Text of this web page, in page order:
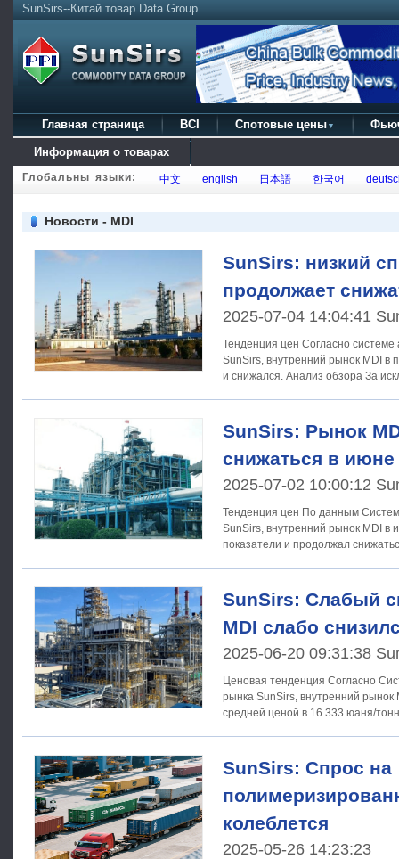
SunSirs--Китай товар Data Group
Главная страница BCI Спотовые цены ▼
Информация о товарах
Глобальны языки: 中文 english 日本語 한국어
Новости - MDI
SunSirs: низкий
продолжает
2025-07-04 14:04:41
Тенденция цен Согласно системе анализа товарного рынка
SunSirs, внутренний рынок MDI
и снижался. Анализ обзора За исключением технического
SunSirs: Рынок
снижаться в июне
2025-07-02 10:00:12
Тенденция цен По данным Системы анализа сырьевого рынка
SunSirs, внутренний рынок MDI в
показатели и продолжал
SunSirs: Слабый
MDI слабо
2025-06-20 09:31:38
Ценовая тенденция Согласно Системе анализа товарного
рынка SunSirs, внутренний рынок
средней ценой в 16 333 юаня/
SunSirs: Спрос на
колеблется
2025-05-26 14:23:23